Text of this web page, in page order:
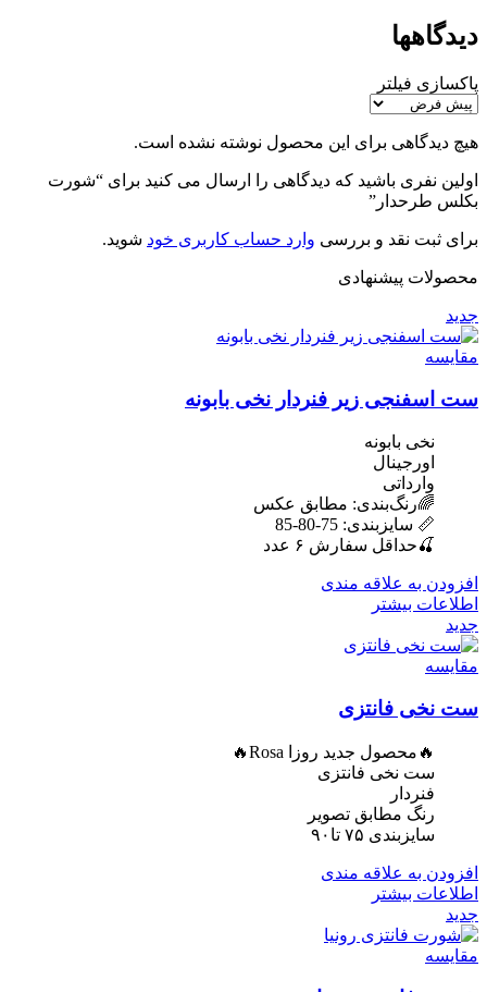
دیدگاهها
پاکسازی فیلتر
هیچ دیدگاهی برای این محصول نوشته نشده است.
اولین نفری باشید که دیدگاهی را ارسال می کنید برای “شورت
بکلس طرحدار”
برای ثبت نقد و بررسی وارد حساب کاربری خود شوید.
محصولات پیشنهادی
جدید
مقایسه
ست اسفنجی زیر فنردار نخی بابونه
نخی بابونه
اورجینال
وارداتی
🌈رنگ‌بندی: مطابق عکس
📏 سایزبندی: 75-80-85
🍒حداقل سفارش ۶ عدد
افزودن به علاقه مندی
اطلاعات بیشتر
جدید
مقایسه
ست نخی فانتزی
🔥محصول جدید روزا Rosa🔥
ست نخی فانتزی
فنردار
رنگ مطابق تصویر
سایزبندی ۷۵ تا۹۰
افزودن به علاقه مندی
اطلاعات بیشتر
جدید
مقایسه